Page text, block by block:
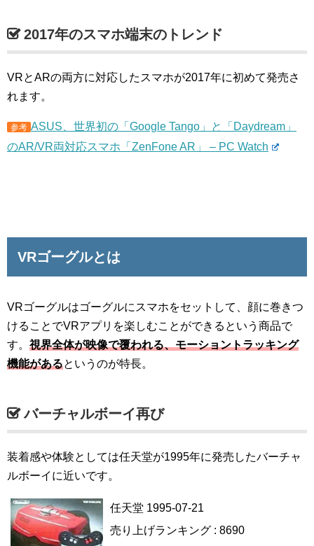
2017年のスマホ端末のトレンド
VRとARの両方に対応したスマホが2017年に初めて発売さ
れます。
参考 ASUS、世界初の「Google Tango」と「Daydream」
のAR/VR両対応スマホ「ZenFone AR」 – PC Watch
VRゴーグルとは
VRゴーグルはゴーグルにスマホをセットして、顔に巻きつ
けることでVRアプリを楽しむことができるという商品で
す。 視界全体が映像で覆われる、モーショントラッキング
機能があるというのが特長。
バーチャルボーイ再び
装着感や体験としては任天堂が1995年に発売したバーチャ
ルボーイに近いです。
任天堂 1995-07-21
売り上げランキング : 8690